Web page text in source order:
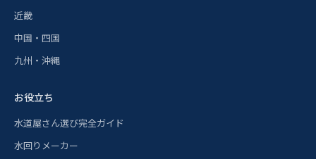
近畿
中国・四国
九州・沖縄
お役立ち
水道屋さん選び完全ガイド
水回りメーカー